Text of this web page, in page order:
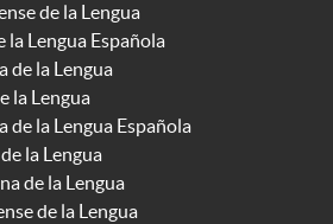
de la Lengua
la Lengua Española
de la Lengua
la Lengua
de la Lengua Española
la Lengua
de la Lengua
de la Lengua